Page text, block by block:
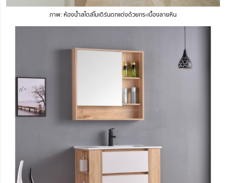
ภาพ: ห้องน้ำสไตล์โมเดิร์นตกแต่งด้วยกระเบื้องลายหิน